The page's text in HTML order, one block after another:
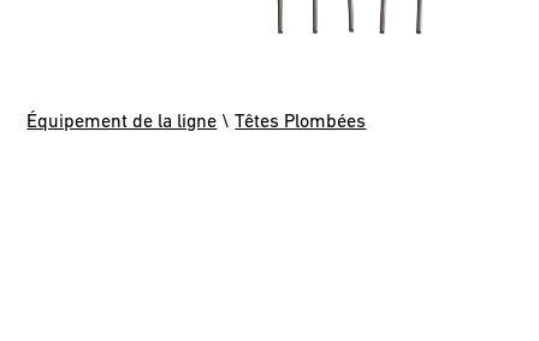
Équipement de la ligne \Têtes Plombées